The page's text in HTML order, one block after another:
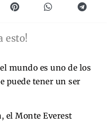
esto!
mundo es uno de los
puede tener un ser
el Monte Everest